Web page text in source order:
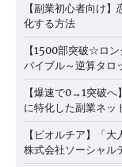
【副業初心者向け
化する方法
【1500部突破☆ロ
バイブル～逆算タロ
【爆速で0→1突破
に特化した副業ネッ
【ビオルチア】「
株式会社ソーシャル